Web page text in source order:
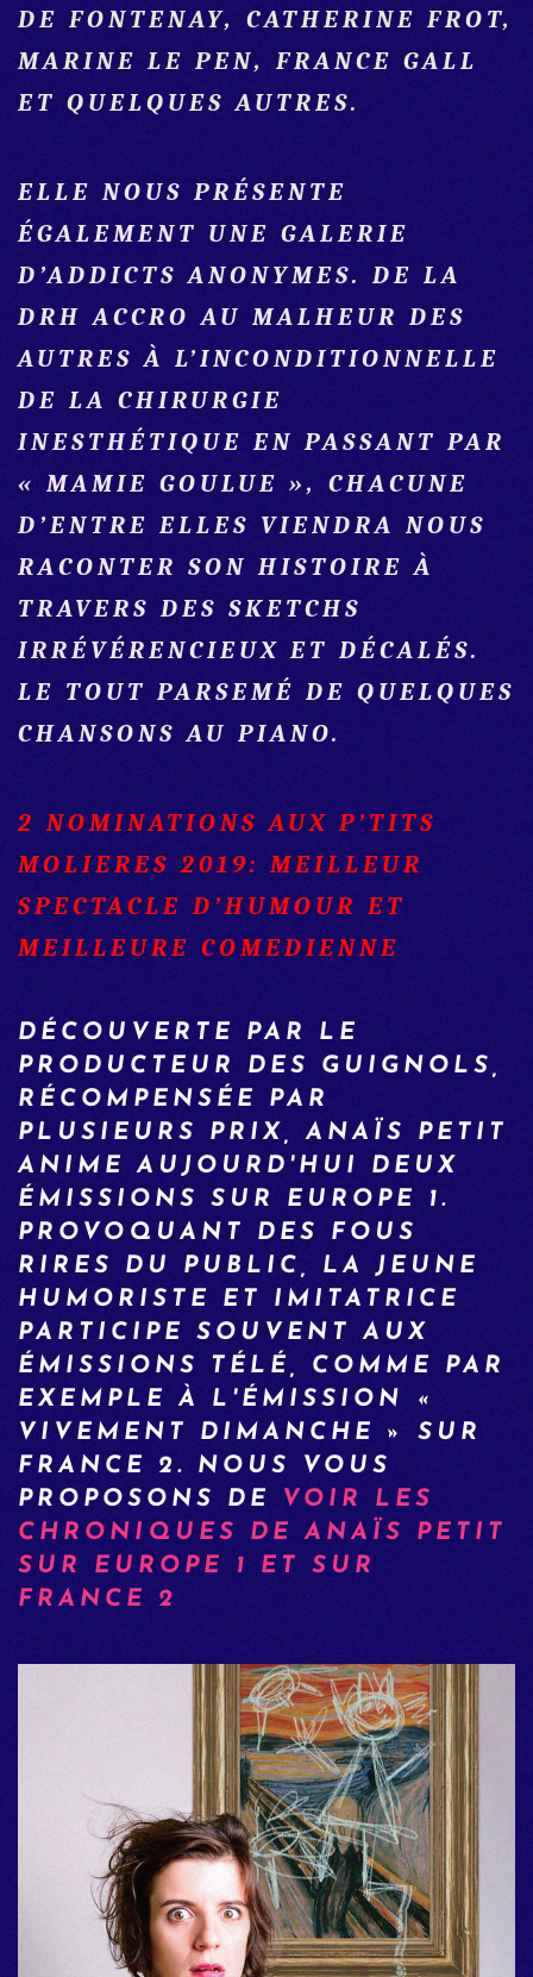
DE FONTENAY, CATHERINE FROT,
MARINE LE PEN, FRANCE GALL
ET QUELQUES AUTRES.
ELLE NOUS PRÉSENTE
ÉGALEMENT UNE GALERIE
D’ADDICTS ANONYMES. DE LA
DRH ACCRO AU MALHEUR DES
AUTRES À L’INCONDITIONNELLE
DE LA CHIRURGIE
INESTHÉTIQUE EN PASSANT PAR
« MAMIE GOULUE », CHACUNE
D’ENTRE ELLES VIENDRA NOUS
RACONTER SON HISTOIRE À
TRAVERS DES SKETCHS
IRRÉVÉRENCIEUX ET DÉCALÉS.
LE TOUT PARSEMÉ DE QUELQUES
CHANSONS AU PIANO.
2 NOMINATIONS AUX P’TITS
MOLIERES 2019: MEILLEUR
SPECTACLE D’HUMOUR ET
MEILLEURE COMEDIENNE
DÉCOUVERTE PAR LE
PRODUCTEUR DES GUIGNOLS,
RÉCOMPENSÉE PAR
PLUSIEURS PRIX, ANAÏS PETIT
ANIME AUJOURD'HUI DEUX
ÉMISSIONS SUR EUROPE 1.
PROVOQUANT DES FOUS
RIRES DU PUBLIC, LA JEUNE
HUMORISTE ET IMITATRICE
PARTICIPE SOUVENT AUX
ÉMISSIONS TÉLÉ, COMME PAR
EXEMPLE À L'ÉMISSION «
VIVEMENT DIMANCHE » SUR
FRANCE 2. NOUS VOUS
PROPOSONS DE
VOIR LES
CHRONIQUES DE ANAÏS PETIT
SUR EUROPE 1 ET SUR
FRANCE 2